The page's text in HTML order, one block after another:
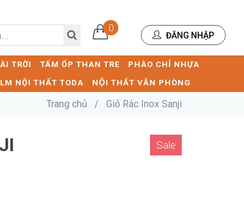
0
ĐĂNG NHẬP
TRỜI TẤM ỐP THAN TRE
PHÀO CHỈ NHỰA
NỘI THẤT TODA NỘI THẤT VĂN PHÒNG
Trang chủ / Giỏ Rác Inox Sanji
Sale